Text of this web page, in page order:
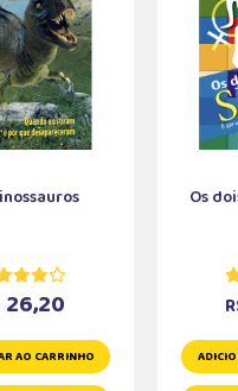
26,20
AO CARRINHO
Os